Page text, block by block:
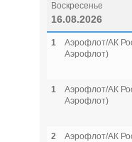
Воскресенье
16.08.2026
1
Аэрофлот/АК
Аэрофлот)
1
Аэрофлот/АК
Аэрофлот)
2
Аэрофлот/АК